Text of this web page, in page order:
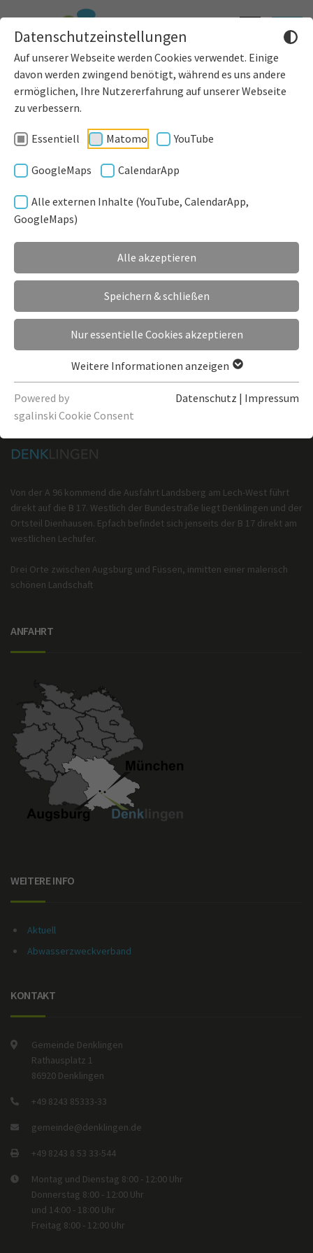
Datenschutzeinstellungen
Auf unserer Webseite werden Cookies verwendet. Einige
davon werden zwingend benötigt, während es uns andere
ermöglichen, Ihre Nutzererfahrung auf unserer Webseite
zu verbessern.
Essentiell Matomo YouTube
GoogleMaps CalendarApp
Alle externen Inhalte (YouTube, CalendarApp,
GoogleMaps)
Alle akzeptieren
Speichern & schließen
Nur essentielle Cookies akzeptieren
Weitere Informationen anzeigen
Powered by
sgalinski Cookie Consent
Datenschutz | Impressum
Informationen
einblenden
Toggle
Von der A 96 kommend die Ausfahrt Landsberg am Lech-West führt
direkt auf die B 17. Westlich der Bundestraße liegt Denklingen und der
Ortsteil Dienhausen. Epfach befindet sich jenseits der B 17 direkt am
westlichen Lechufer.
Drei Orte zwischen Augsburg und Füssen, inmitten einer malerisch
schönen Landschaft
ANFAHRT
WEITERE INFO
Aktuell
Abwasserzweckverband
KONTAKT
Gemeinde Denklingen
Rathausplatz 1
86920 Denklingen
+49 8243 85333-33
gemeinde@denklingen.de
+49 8243 8 53 33-544
Montag und Dienstag 8:00 - 12:00 Uhr
Donnerstag 8:00 - 12:00 Uhr
und 14:00 - 18:00 Uhr
Freitag 8:00 - 12:00 Uhr